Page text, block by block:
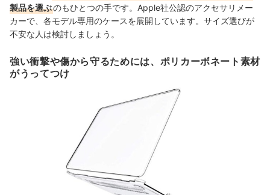
製品を選ぶのもひとつの手です。Apple社公認のアクセサリメー
カーで、各モデル専用のケースを展開しています。サイズ選びが
不安な人は検討しましょう。
強い衝撃や傷から守るためには、ポリカーボネート素材
がうってつけ